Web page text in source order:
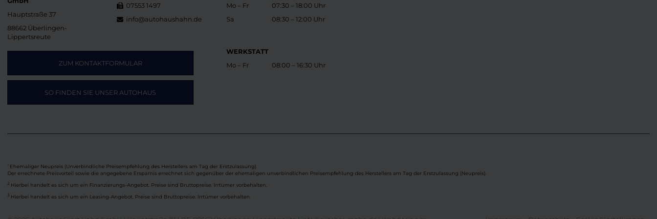
Hauptstraße 37
88662 Überlingen-
Lippertsreute
07553 1497
info@autohaushahn.de
ZUM KONTAKTFORMULAR
SO FINDEN SIE UNSER AUTOHAUS
Mo – Fr
Sa
07:30 – 18:00 Uhr
08:30 – 12:00 Uhr
WERKSTATT
Mo – Fr
08:00 – 16:30 Uhr
Ehemaliger Neupreis (Unverbindliche Preisempfehlung des Herstellers am Tag der Erstzulassung).
Der errechnete Preisvorteil sowie die angegebene Ersparnis errechnet sich gegenüber der ehemaligen unverbindlichen Preisempfehlung des Herstellers am Tag der Erstzulassung (Neupreis).
2 Hierbei handelt es sich um ein Finanzierungs-Angebot. Preise sind Bruttopreise. Irrtümer vorbehalten.
3 Hierbei handelt es sich um ein Leasing-Angebot. Preise sind Bruttopreise. Irrtümer vorbehalten.